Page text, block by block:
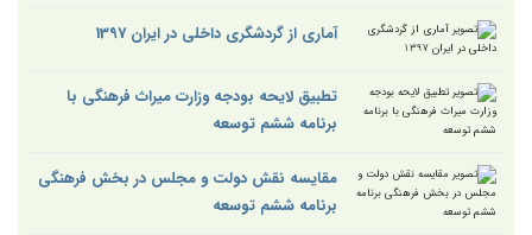
آماری از گردشگری داخلی در ایران 1397
تطبیق لایحه بودجه وزارت میراث فرهنگی با
برنامه ششم توسعه
مقایسه نقش دولت و مجلس در بخش فرهنگی
برنامه ششم توسعه